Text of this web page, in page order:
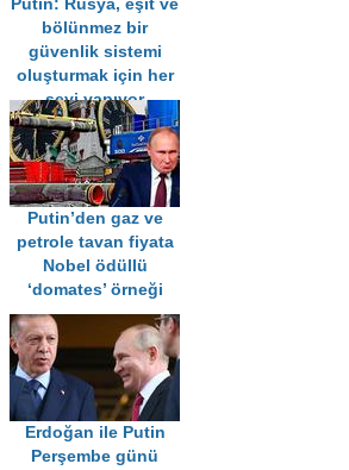
Putin: Rusya, eşit ve
bölünmez bir
güvenlik sistemi
oluşturmak için her
şeyi yapıyor
Putin’den gaz ve
petrole tavan fiyata
Nobel ödüllü
‘domates’ örneği
Erdoğan ile Putin
Perşembe günü